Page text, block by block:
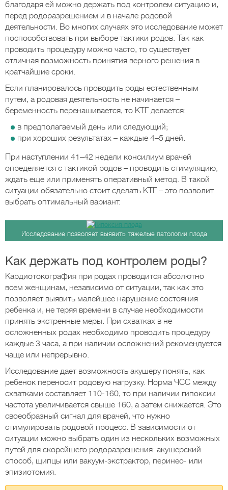
благодаря ей можно держать под контролем ситуацию и,
перед родоразрешением и в начале родовой
деятельности. Во многих случаях это исследование может
поспособствовать при выборе тактики родов. Так как
проводить процедуру можно часто, то существует
отличная возможность принятия верного решения в
кратчайшие сроки.
Если планировалось проводить роды естественным
путем, а родовая деятельность не начинается –
беременность перенашивается, то КТГ делается:
в предполагаемый день или следующий;
при хороших результатах – каждые 4–5 дней.
При наступлении 41–42 недели консилиум врачей
определяется с тактикой родов – проводить стимуляцию,
ждать еще или применять оперативный метод. В такой
ситуации обязательно стоит сделать КТГ – это позволит
выбрать оптимальный вариант.
Исследование позволяет выявить тяжелые патологии плода
Как держать под контролем роды?
Кардиотокография при родах проводится абсолютно
всем женщинам, независимо от ситуации, так как это
позволяет выявить малейшее нарушение состояния
ребенка и, не теряя времени в случае необходимости
принять экстренные меры. При схватках в не
осложненных родах необходимо проводить процедуру
каждые 3 часа, а при наличии осложнений рекомендуется
чаще или непрерывно.
Исследование дает возможность акушеру понять, как
ребенок переносит родовую нагрузку. Норма ЧСС между
схватками составляет 110-160, то при наличии гипоксии
частота увеличивается свыше 160, а затем снижается. Это
своеобразный сигнал для врачей, что нужно
стимулировать родовой процесс. В зависимости от
ситуации можно выбрать один из нескольких возможных
путей для скорейшего родоразрешения: акушерский
способ, щипцы или вакуум-экстрактор, перинео- или
эпизиотомия.